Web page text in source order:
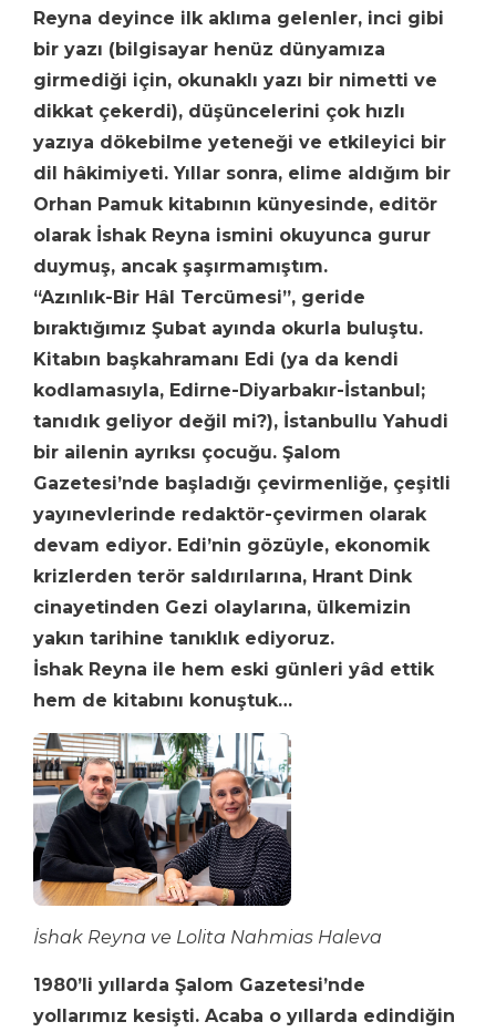
Reyna deyince ilk aklıma gelenler, inci gibi
bir yazı (bilgisayar henüz dünyamıza
girmediği için, okunaklı yazı bir nimetti ve
dikkat çekerdi), düşüncelerini çok hızlı
yazıya dökebilme yeteneği ve etkileyici bir
dil hâkimiyeti. Yıllar sonra, elime aldığım bir
Orhan Pamuk kitabının künyesinde, editör
olarak İshak Reyna ismini okuyunca gurur
duymuş, ancak şaşırmamıştım.
“Azınlık-Bir Hâl Tercümesi”, geride
bıraktığımız Şubat ayında okurla buluştu.
Kitabın başkahramanı Edi (ya da kendi
kodlamasıyla, Edirne-Diyarbakır-İstanbul;
tanıdık geliyor değil mi?), İstanbullu Yahudi
bir ailenin ayrıksı çocuğu. Şalom
Gazetesi’nde başladığı çevirmenliğe, çeşitli
yayınevlerinde redaktör-çevirmen olarak
devam ediyor. Edi’nin gözüyle, ekonomik
krizlerden terör saldırılarına, Hrant Dink
cinayetinden Gezi olaylarına, ülkemizin
yakın tarihine tanıklık ediyoruz.
İshak Reyna ile hem eski günleri yâd ettik
hem de kitabını konuştuk…
İshak Reyna ve Lolita Nahmias Haleva
1980’li yıllarda Şalom Gazetesi’nde
yollarımız kesişti. Acaba o yıllarda edindiğin